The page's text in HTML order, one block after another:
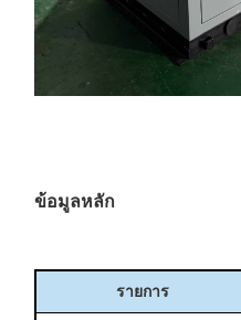
ข้อมูลหลัก
รายการ